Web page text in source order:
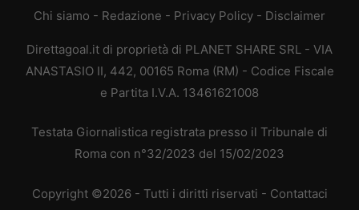
Chi siamo - Redazione - Privacy Policy - Disclaimer
Direttagoal.it di proprietà di PLANET SHARE SRL - VIA
ANASTASIO II, 442, 00165 Roma (RM) - Codice Fiscale
e Partita I.V.A. 13461621008
Testata Giornalistica registrata presso il Tribunale di
Roma con n°32/2023 del 15/02/2023
Copyright ©2026 - Tutti i diritti riservati - Contattaci